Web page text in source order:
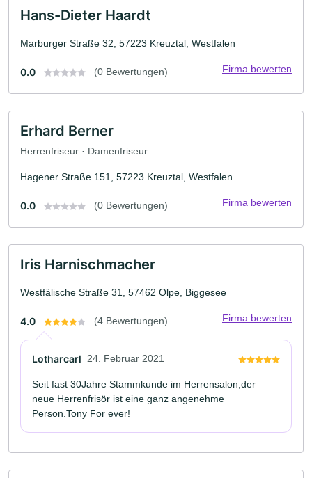
Hans-Dieter Haardt
Marburger Straße 32, 57223 Kreuztal, Westfalen
0.0 (0 Bewertungen) Firma bewerten
Erhard Berner
Herrenfriseur · Damenfriseur
Hagener Straße 151, 57223 Kreuztal, Westfalen
0.0 (0 Bewertungen) Firma bewerten
Iris Harnischmacher
Westfälische Straße 31, 57462 Olpe, Biggesee
4.0 (4 Bewertungen) Firma bewerten
Lotharcarl 24. Februar 2021
Seit fast 30Jahre Stammkunde im Herrensalon,der
neue Herrenfrisör ist eine ganz angenehme
Person.Tony For ever!